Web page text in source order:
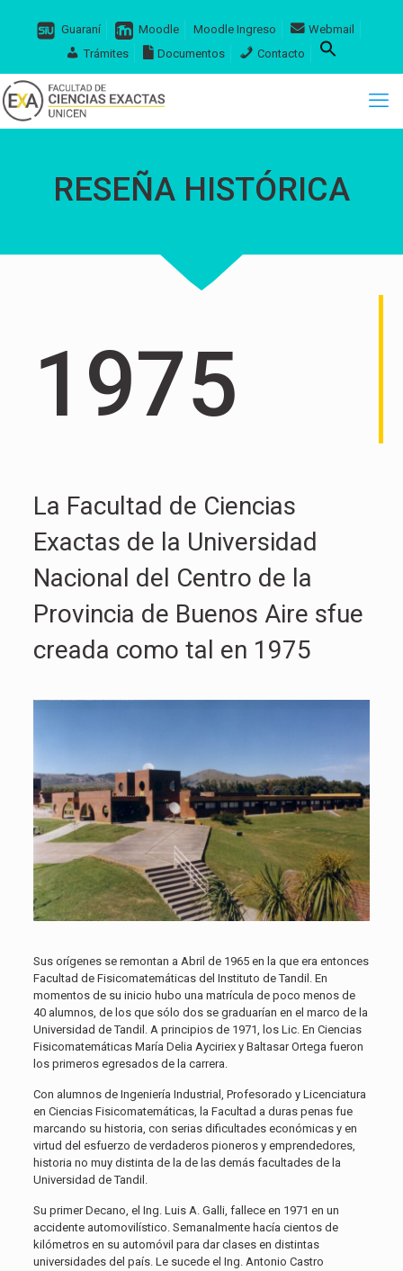
Guaraní Moodle Moodle Ingreso
Webmail
Trámites
Documentos Contacto
RESEÑA HISTÓRICA
1975
La Facultad de Ciencias
Exactas de la Universidad
Nacional del Centro de la
Provincia de Buenos Aire sfue
creada como tal en 1975
Sus orígenes se remontan a Abril de 1965 en la que era entonces
Facultad de Fisicomatemáticas del Instituto de Tandil. En
momentos de su inicio hubo una matrícula de poco menos de
40 alumnos, de los que sólo dos se graduarían en el marco de la
Universidad de Tandil. A principios de 1971, los Lic. En Ciencias
Fisicomatemáticas María Delia Ayciriex y Baltasar Ortega fueron
los primeros egresados de la carrera.
Con alumnos de Ingeniería Industrial, Profesorado y Licenciatura
en Ciencias Fisicomatemáticas, la Facultad a duras penas fue
marcando su historia, con serias dificultades económicas y en
virtud del esfuerzo de verdaderos pioneros y emprendedores,
historia no muy distinta de la de las demás facultades de la
Universidad de Tandil.
Su primer Decano, el Ing. Luis A. Galli, fallece en 1971 en un
accidente automovilístico. Semanalmente hacía cientos de
kilómetros en su automóvil para dar clases en distintas
universidades del país. Le sucede el Ing. Antonio Castro